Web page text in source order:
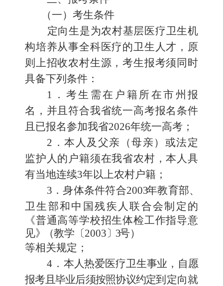
（一）考生条件
定向生是为农村基层医疗卫生机
构培养从事全科医疗的卫生人才，原
则上招收农村生源，考生报考须同时
具备下列条件：
1 ．考生需在户籍所在市州报
名，并且符合我省统一高考报名条件
且已报名参加我省2026年统一高考；
2 ．本人及父亲（母亲）或法定
监护人的户籍须在我省农村，本人具
有当地连续3年以上农村户籍；
3 ．身体条件符合2003年教育部、
卫生部和中国残疾人联合会制定的
《普通高等学校招生体检工作指导意
见》 （教学 〔2003〕 3号）
等相关规定；
4 ． 本人热爱医疗卫生事业 ， 自愿
报考且毕业后须按照协议约定到定向就